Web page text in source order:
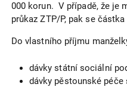
000 korun. V případě, že je
průkaz ZTP/P, pak se
Do vlastního příjmu
dávky státní sociální
dávky pěstounské